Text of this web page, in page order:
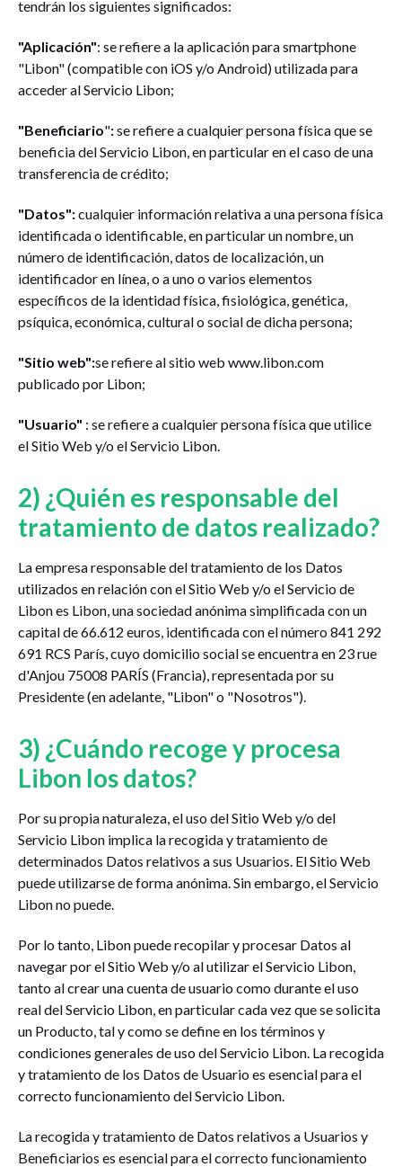
tendrán los siguientes significados:
"Aplicación": se refiere a la aplicación para smartphone
"Libon" (compatible con iOS y/o Android) utilizada para
acceder al Servicio Libon;
"Beneficiario":se refiere a cualquier persona física que se
beneficia del Servicio Libon, en particular en el caso de una
transferencia de crédito;
"Datos":cualquier información relativa a una persona física
identificada o identificable, en particular un nombre, un
número de identificación, datos de localización, un
identificador en línea, o a uno o varios elementos
específicos de la identidad física, fisiológica, genética,
psíquica, económica, cultural o social de dicha persona;
"Sitio web":se refiere al sitio web www.libon.com
publicado por Libon;
"Usuario" : se refiere a cualquier persona física que utilice
el Sitio Web y/o el Servicio Libon.
2) ¿Quién es responsable del
tratamiento de datos realizado?
La empresa responsable del tratamiento de los Datos
utilizados en relación con el Sitio Web y/o el Servicio de
Libon es Libon, una sociedad anónima simplificada con un
capital de 66.612 euros, identificada con el número 841 292
691 RCS París, cuyo domicilio social se encuentra en 23 rue
d'Anjou 75008 PARÍS (Francia), representada por su
Presidente (en adelante, "Libon" o "Nosotros").
3) ¿Cuándo recoge y procesa
Libon los datos?
Por su propia naturaleza, el uso del Sitio Web y/o del
Servicio Libon implica la recogida y tratamiento de
determinados Datos relativos a sus Usuarios. El Sitio Web
puede utilizarse de forma anónima. Sin embargo, el Servicio
Libon no puede.
Por lo tanto, Libon puede recopilar y procesar Datos al
navegar por el Sitio Web y/o al utilizar el Servicio Libon,
tanto al crear una cuenta de usuario como durante el uso
real del Servicio Libon, en particular cada vez que se solicita
un Producto, tal y como se define en los términos y
condiciones generales de uso del Servicio Libon. La recogida
y tratamiento de los Datos de Usuario es esencial para el
correcto funcionamiento del Servicio Libon.
La recogida y tratamiento de Datos relativos a Usuarios y
Beneficiarios es esencial para el correcto funcionamiento